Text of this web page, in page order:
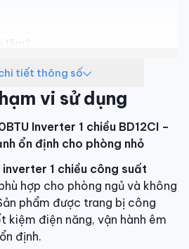
15m2
BTU
inverter
sao
– Dàn nóng: 49 dB
tiết thông số
vi sử dụng
Inverter 1 chiều BD12CI –
ổn định cho phòng nhỏ
inverter 1 chiều công suất
hợp cho phòng ngủ và không
phẩm được trang bị công
kiệm điện năng, vận hành êm
định.